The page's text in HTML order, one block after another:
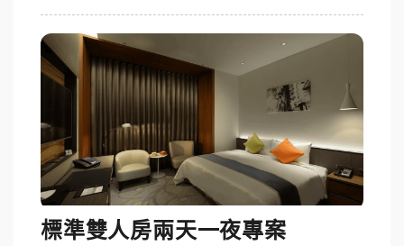
標準雙人房兩天一夜專案